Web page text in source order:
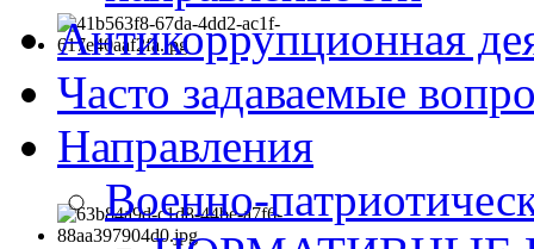
Антикоррупционная
Часто задаваемые
Направления
Военно-